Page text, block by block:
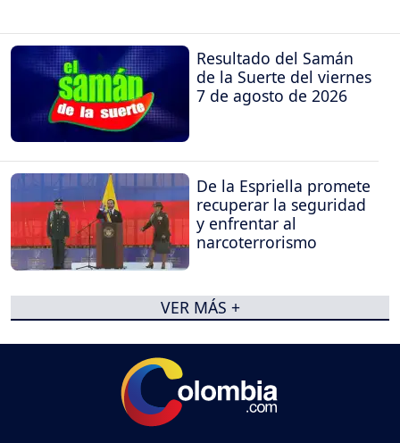
Resultado del Samán
de la Suerte del viernes
7 de agosto de 2026
De la Espriella promete
recuperar la seguridad
y enfrentar al
narcoterrorismo
VER MÁS +